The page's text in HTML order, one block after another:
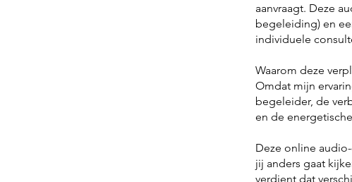
aanvraagt. Deze
begeleiding) en
individuele
Waarom deze
Omdat mijn
begeleider, de
en de
Deze online
jij anders gaat
verdient dat